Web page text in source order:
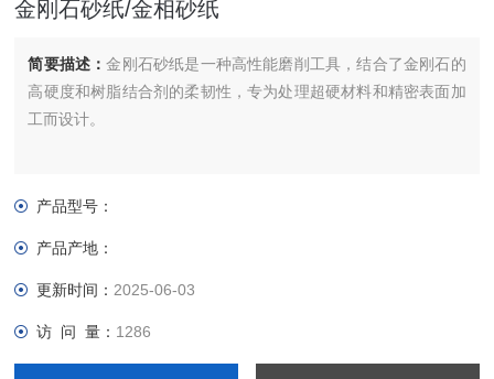
金刚石砂纸/金相砂纸
简要描述：金刚石砂纸是一种高性能磨削工具，结合了金刚石的
高硬度和树脂结合剂的柔韧性，专为处理超硬材料和精密表面加
工而设计。
产品型号：
产品产地：
更新时间： 2025-06-03
访 问 量： 1286